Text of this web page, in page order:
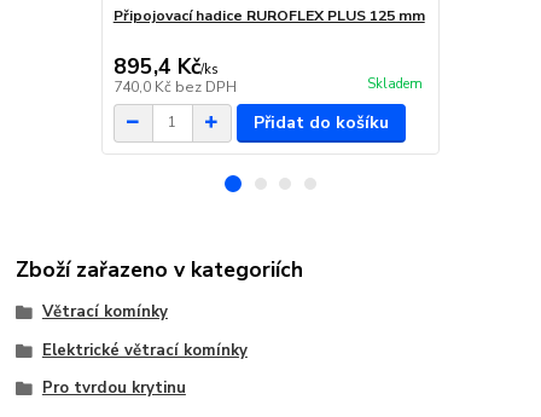
Připojovací hadice RUROFLEX PLUS 125 mm
895,4 Kč/ks
740,0 Kč bez DPH Skladem
Přidat do košíku
Zboží zařazeno v kategoriích
Větrací komínky
Elektrické větrací komínky
Pro tvrdou krytinu